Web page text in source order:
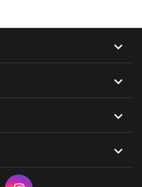



